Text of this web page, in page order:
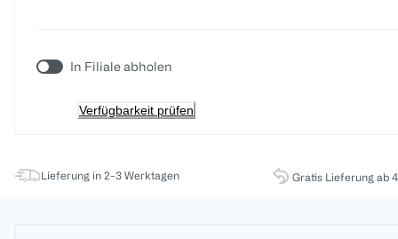
In Filiale abholen
Verfügbarkeit prüfen
Lieferung in 2-3 Werktagen Gratis Lieferung ab